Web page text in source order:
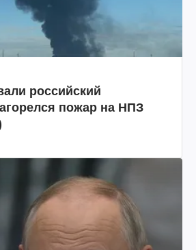
российский
пожар на НПЗ